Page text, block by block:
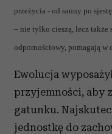
przeżycia - od sauny po
– nie tylko cieszą, lecz także
odpornościowy, pomagają w
Ewolucja
przyjemności, aby
gatunku.
jednostkę do